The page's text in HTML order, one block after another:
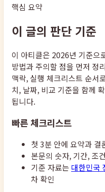
핵심 요약
이 글의 판단 기준
이 아티클은 2026년 기준으
방법과 주의할 점을 먼저 정
맥락, 실행 체크리스트 순서
치, 날짜, 비교 기준을 함께
됩니다.
빠른 체크리스트
첫 3분 안에 요약과 결
본문의 숫자, 기간, 조
기준 자료는 대한민국
차 확인